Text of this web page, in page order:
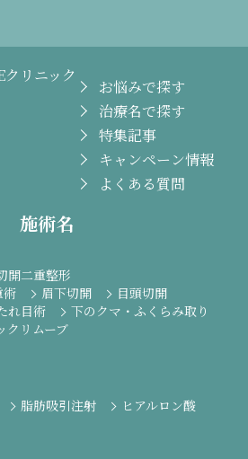
リニック
お悩みで探す
治療名で探す
特集記事
キャンペーン情報
よくある質問
施術名
開二重整形
術
眉下切開
目頭切開
れ目術
下のクマ・ふくらみ取り
クリムーブ
脂肪吸引注射
ヒアルロン酸